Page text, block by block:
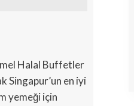
Halal Buffetler
Singapur’un en iyi
yemeği için